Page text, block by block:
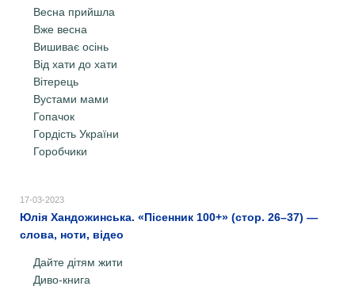
Весна прийшла
Вже весна
Вишиває осінь
Від хати до хати
Вітерець
Вустами мами
Гопачок
Гордість України
Горобчики
17-03-2023
Юлія Хандожинська. «Пісенник 100+» (стор. 26–37) —
слова, ноти, відео
Дайте дітям жити
Диво-книга